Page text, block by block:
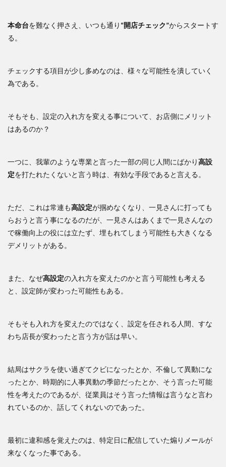
本命台を難なく押さえ、いつも通り “開店チェック”からスタートす
る。
チェックする項目が少し多めなのは、様々な可能性を潰していく
為である。
そもそも、設定の入れ方を変える事について、お店側にメリット
はあるのか？
一つに、我輩のような専業と言った一部の同じ人間にばかり高設
定を打たれたくないと言う時は、有効な手段であると言える。
ただ、これは常連も高設定が掴めなくなり、一見さんに打っても
らおうと言う事になるのだが、一見さんはあくまで一見さんなの
で稼働向上の役には立たず、埋もれてしまう可能性も大きくなる
デメリットがある。
また、なぜ高設定の入れ方を変えたのかと言う可能性も考える
と、設定師が変わった可能性もある。
そもそも入れ方を変えたのではなく、設定を任される人間、すな
わち店長が変わったと言う方が話は早い。
結局はサクラを使い過ぎてクビになったとか、不倫して異動にな
ったとか、時期的に人事異動の季節だったとか、そう言った可能
性を考えたのであるが、従業員はそう言った情報は言うなと言わ
れているのか、話してくれないのであった。
最初に違和感を覚えたのは、特定日に配信していた煽りメールが
来なくなった事である。